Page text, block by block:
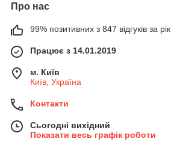
Про нас
99% позитивних з 847 відгуків за рік
Працює з 14.01.2019
м. Київ
Київ, Україна
Контакти
Сьогодні вихідний
Показати весь графік роботи